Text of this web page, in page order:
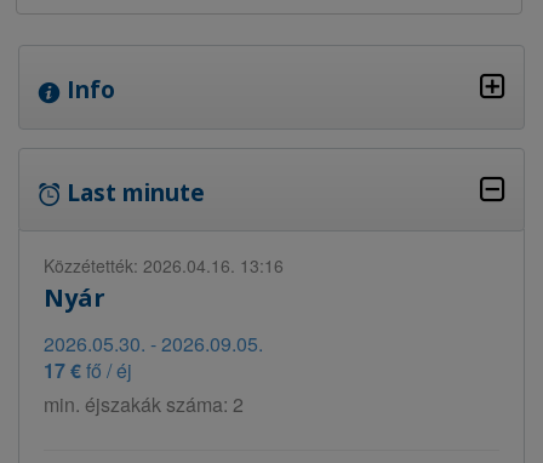
Info
Last minute
Közzétették: 2026.04.16. 13:16
Nyár
2026.05.30. - 2026.09.05.
17 €fő / éj
min. éjszakák száma: 2